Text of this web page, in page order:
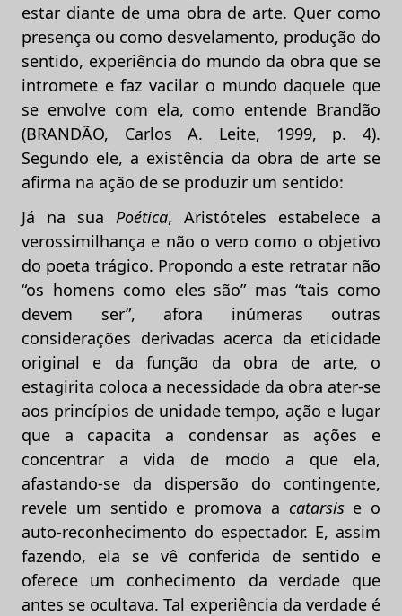
estar diante de uma obra de arte. Quer como
presença ou como desvelamento, produção do
sentido, experiência do mundo da obra que se
intromete e faz vacilar o mundo daquele que
se envolve com ela, como entende Brandão
(BRANDÃO, Carlos A. Leite, 1999, p. 4).
Segundo ele, a existência da obra de arte se
afirma na ação de se produzir um sentido:
Já na sua Poética, Aristóteles estabelece a
verossimilhança e não o vero como o objetivo
do poeta trágico. Propondo a este retratar não
“os homens como eles são” mas “tais como
devem ser”, afora inúmeras outras
considerações derivadas acerca da eticidade
original e da função da obra de arte, o
estagirita coloca a necessidade da obra ater-se
aos princípios de unidade tempo, ação e lugar
que a capacita a condensar as ações e
concentrar a vida de modo a que ela,
afastando-se da dispersão do contingente,
revele um sentido e promova a catarsise o
auto-reconhecimento do espectador. E, assim
fazendo, ela se vê conferida de sentido e
oferece um conhecimento da verdade que
antes se ocultava. Tal experiência da verdade é